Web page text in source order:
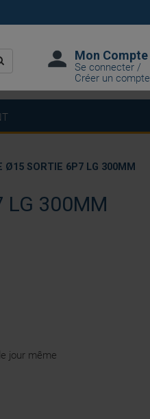
Mon Compte
Se connecter /
Créer un compte
LG 300MM
jour même
Ø15 SORTIE 6P7 LG 300MM